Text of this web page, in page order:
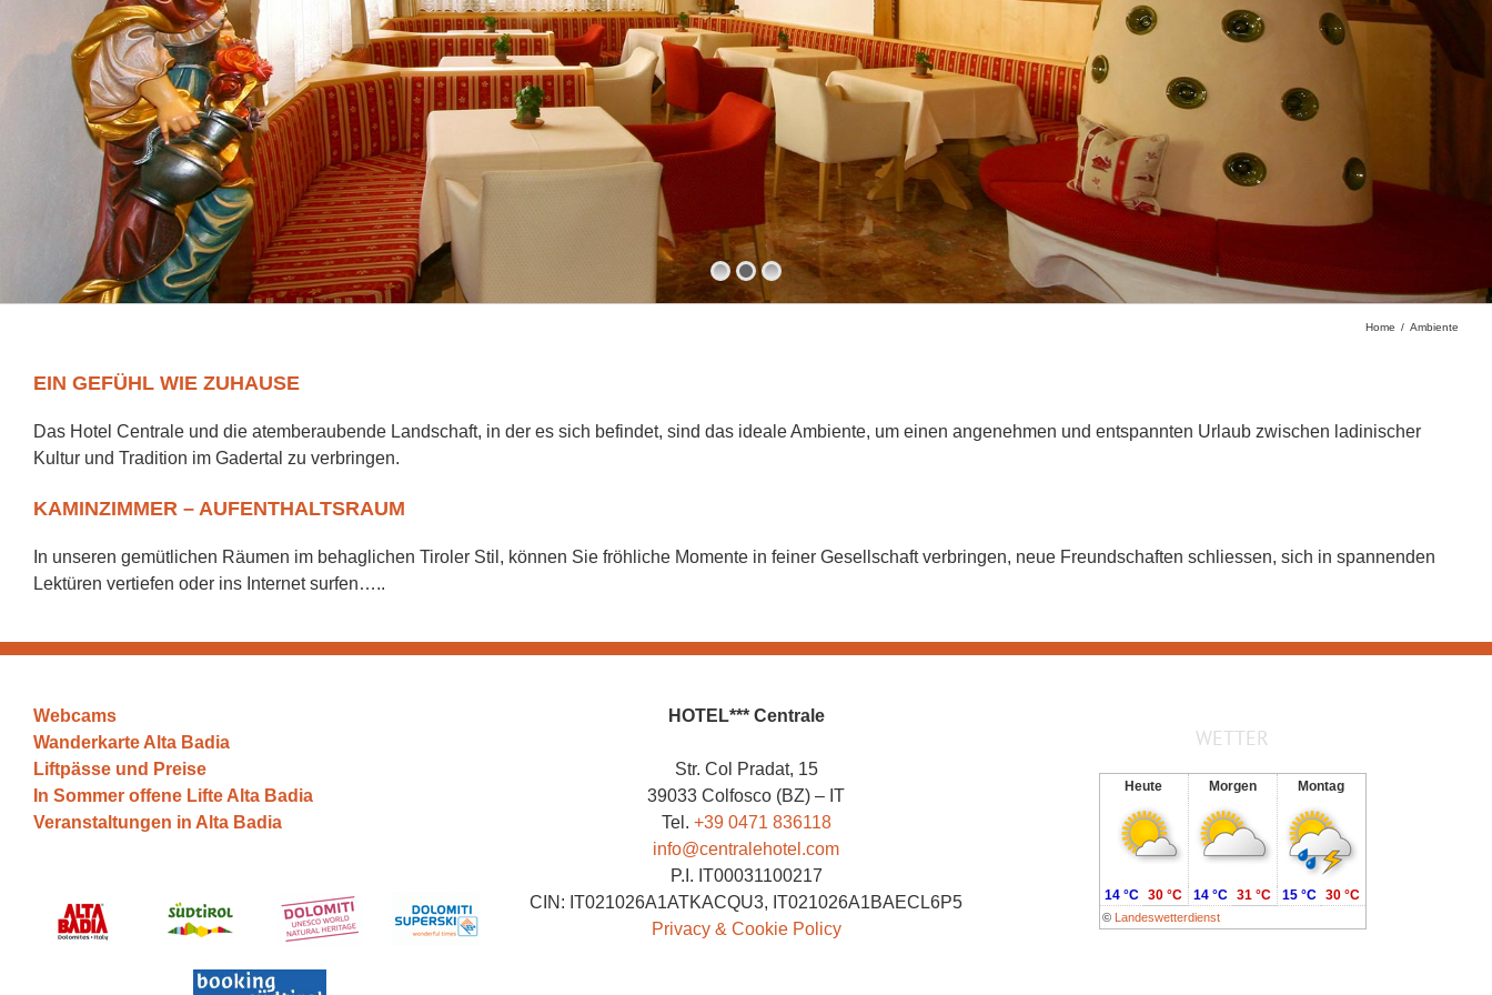
Home Ambiente
EIN GEFÜHL WIE ZUHAUSE
Das Hotel Centrale und die atemberaubende Landschaft, in der es sich befindet, sind das ideale Ambiente, um einen angenehmen und entspannten Urlaub zwischen ladinischer
Kultur und Tradition im Gadertal zu verbringen.
KAMINZIMMER – AUFENTHALTSRAUM
In unseren gemütlichen Räumen im behaglichen Tiroler Stil, können Sie fröhliche Momente in feiner Gesellschaft verbringen, neue Freundschaften schliessen, sich in spannenden
Lektüren vertiefen oder ins Internet surfen…..
Webcams
Wanderkarte Alta Badia
Liftpässe und Preise
In Sommer offene Lifte Alta Badia
Veranstaltungen in Alta Badia
HOTEL*** Centrale
Str. Col Pradat, 15
39033 Colfosco (BZ) – IT
Tel. +39 0471 836118
info@centralehotel.com
P.I. IT00031100217
CIN: IT021026A1ATKACQU3, IT021026A1BAECL6P5
Privacy & Cookie Policy
WETTER
Heute Morgen Montag
© Landeswetterdienst
14 °C 30 °C 14 °C 31 °C 15 °C 30 °C